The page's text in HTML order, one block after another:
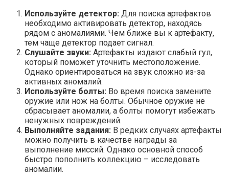
Используйте детектор: Для поиска артефактов
необходимо активировать детектор, находясь
рядом с аномалиями. Чем ближе вы к артефакту,
тем чаще детектор подает сигнал.
Слушайте звуки: Артефакты издают слабый гул,
который поможет уточнить местоположение.
Однако ориентироваться на звук сложно из-за
активных аномалий.
Используйте болты: Во время поиска замените
оружие или нож на болты. Обычное оружие не
сбрасывает аномалии, а болты помогут избежать
ненужных повреждений.
Выполняйте задания: В редких случаях артефакты
можно получить в качестве награды за
выполнение миссий. Однако основной способ
быстро пополнить коллекцию – исследовать
аномалии.